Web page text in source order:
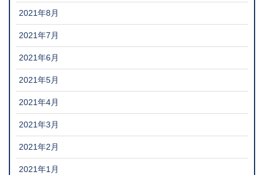
2021年8月
2021年7月
2021年6月
2021年5月
2021年4月
2021年3月
2021年2月
2021年1月